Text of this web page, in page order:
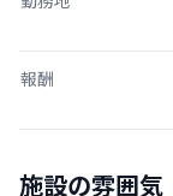
報酬
施設の雰囲気